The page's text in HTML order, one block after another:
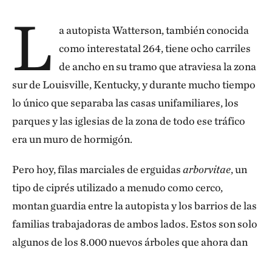
L
a autopista Watterson, también conocida
como interestatal 264, tiene ocho carriles
de ancho en su tramo que atraviesa la zona
sur de Louisville, Kentucky, y durante mucho tiempo
lo único que separaba las casas unifamiliares, los
parques y las iglesias de la zona de todo ese tráfico
era un muro de hormigón.
Pero hoy, filas marciales de erguidasarborvitae, un
tipo de ciprés utilizado a menudo como cerco,
montan guardia entre la autopista y los barrios de las
familias trabajadoras de ambos lados. Estos son solo
algunos de los 8.000 nuevos árboles que ahora dan